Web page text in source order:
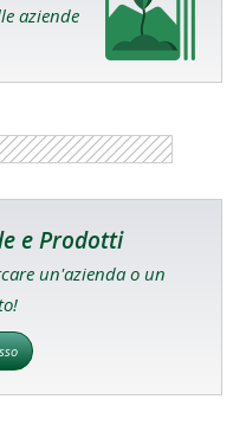
aziende
e Prodotti
un'azienda o un